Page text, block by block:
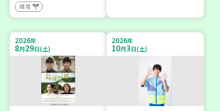
環境
2026年
8月29日(土)
2026年
10月3日(土)